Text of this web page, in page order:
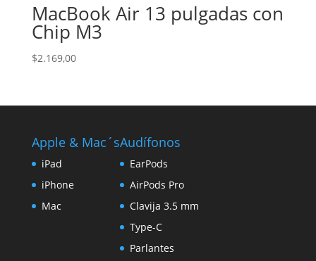
MacBook Air 13 pulgadas con
Chip M3
$2.169,00
Apple & Mac´s
iPad
iPhone
Mac
Audífonos
EarPods
AirPods Pro
Clavija 3.5 mm
Type-C
Parlantes